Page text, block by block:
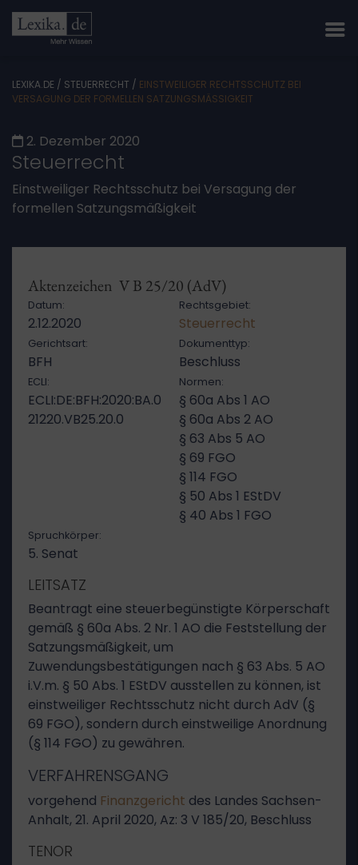
LEXIKA.DE / STEUERRECHT / EINSTWEILIGER RECHTSSCHUTZ BEI
VERSAGUNG DER FORMELLEN SATZUNGSMÄSSIGKEIT
2. Dezember 2020
Steuerrecht
Einstweiliger Rechtsschutz bei Versagung der
formellen Satzungsmäßigkeit
Aktenzeichen V B 25/20 (AdV)
Datum:
2.12.2020
Rechtsgebiet:
Steuerrecht
Gerichtsart:
BFH
Dokumenttyp:
Beschluss
ECLI:
ECLI:DE:BFH:2020:BA.0
21220.VB25.20.0
Normen:
§ 60a Abs 1 AO
§ 60a Abs 2 AO
§ 63 Abs 5 AO
§ 69 FGO
§ 114 FGO
§ 50 Abs 1 EStDV
§ 40 Abs 1 FGO
Spruchkörper:
5. Senat
LEITSATZ
Beantragt eine steuerbegünstigte Körperschaft
gemäß § 60a Abs. 2 Nr. 1 AO die Feststellung der
Satzungsmäßigkeit, um
Zuwendungsbestätigungen nach § 63 Abs. 5 AO
i.V.m. § 50 Abs. 1 EStDV ausstellen zu können, ist
einstweiliger Rechtsschutz nicht durch AdV (§
69 FGO), sondern durch einstweilige Anordnung
(§ 114 FGO) zu gewähren.
VERFAHRENSGANG
vorgehend Finanzgericht des Landes Sachsen-
Anhalt, 21. April 2020, Az: 3 V 185/20, Beschluss
TENOR